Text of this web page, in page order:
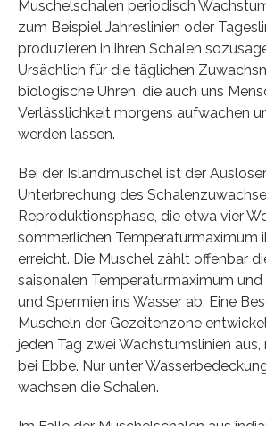
Muschelschalen periodisch
zum Beispiel Jahreslinien oder
produzieren in ihren Schalen
Ursächlich für die täglichen
biologische Uhren, die auch uns
Verlässlichkeit morgens aufwachen
werden lassen.
Bei der Islandmuschel ist der
Unterbrechung des
Reproduktionsphase, die etwa vier
sommerlichen Temperaturmaximum
erreicht. Die Muschel zählt offenbar
saisonalen Temperaturmaximum und
und Spermien ins Wasser ab. Eine
Muscheln der Gezeitenzone
jeden Tag zwei Wachstumslinien aus,
bei Ebbe. Nur unter
wachsen die Schalen.